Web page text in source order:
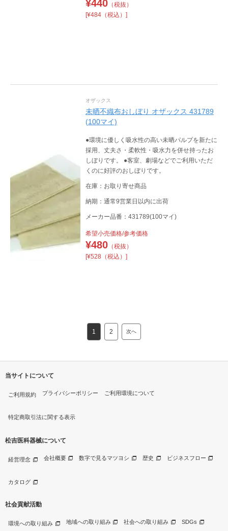
¥440（税抜）
[¥484（税込）]
オザックス
未晒不織布おしぼり オザックス 431789
(100マイ)
●環境に優しく吸水性の高い未晒パルプを新たに
採用、丈夫さ・柔軟性・吸水力を併せ持ったお
しぼりです。 ●客室、劇場などでご利用いただ
くのに好評のおしぼりです。
在庫：お取り寄せ商品
納期：通常9営業日以内に出荷
メーカー品番：431789(100マイ)
希望小売価格/参考価格
¥480（税抜）
[¥528（税込）]
1 2 次へ
当サイトについて
ご利用規約 プライバシーポリシー ご利用環境について
特定商取引法に関する表示
松吉医科器械について
経営理念 会社概要 数字で見るマツヨシ 歴史 ビジネスフロー
カタログ
社会貢献活動
環境への取り組み 地域への取り組み 社会への取り組み SDGs